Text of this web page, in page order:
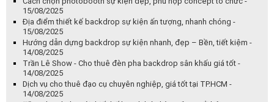
15/08/2025
Địa điểm thiết kế backdrop sự kiện ấn tượng, nhanh chóng -
15/08/2025
Hướng dẫn dựng backdrop sự kiện nhanh, đẹp – Bền, tiết kiệm -
14/08/2025
Trần Lê Show - Cho thuê đèn pha backdrop sân khấu giá tốt -
14/08/2025
Dịch vụ cho thuê đạo cụ chuyên nghiệp, giá tốt tại TP.HCM -
14/08/2025